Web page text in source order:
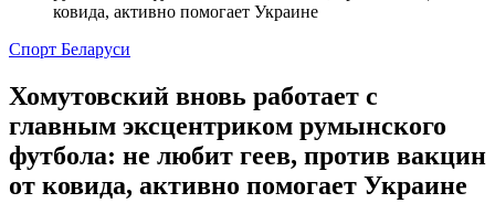
ковида, активно помогает Украине
Спорт Беларуси
Хомутовский вновь работает с
главным эксцентриком румынского
футбола: не любит геев, против вакцин
от ковида, активно помогает Украине